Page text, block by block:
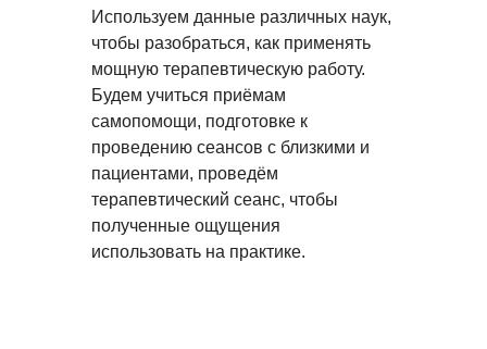
Используем данные различных наук,
чтобы разобраться, как применять
мощную терапевтическую работу.
Будем учиться приёмам
самопомощи, подготовке к
проведению сеансов с близкими и
пациентами, проведём
терапевтический сеанс, чтобы
полученные ощущения
использовать на практике.